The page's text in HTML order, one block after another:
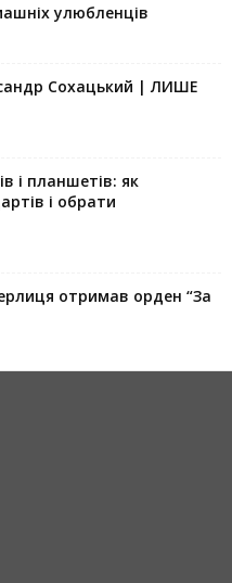
улюбленців
Сохацький | ЛИШЕ
і планшетів: як
і обрати
отримав орден “За